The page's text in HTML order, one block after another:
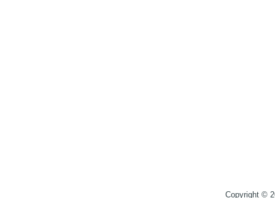
Copyright ©